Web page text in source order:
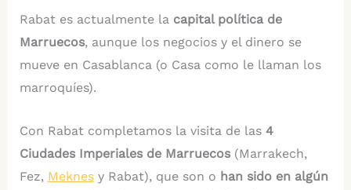
Rabat es actualmente lacapital política de
Marruecos, aunque los negocios y el dinero se
mueve en Casablanca (o Casa como le llaman los
marroquíes).
Con Rabat completamos la visita de las 4
Ciudades Imperiales de Marruecos(Marrakech,
Fez, Meknesy Rabat), que son o han sido en algún